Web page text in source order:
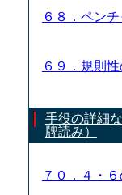
６８．ペン
６９．規則
手役の詳細
牌読み）
７０．４・